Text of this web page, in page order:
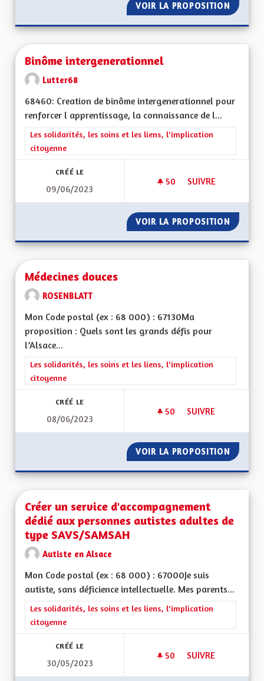
VOIR LA PROPOSITION DES
Binôme intergenerationnel
Lutter68
68460: Creation de binôme intergenerationnel pour
renforcer l apprentissage, la connaissance de l...
Filtrer les résultats de la catégorie : Les solidarités, les soins
Les solidarités, les soins et les liens, l'implication
citoyenne
CRÉÉ LE
09/06/2023
50 50 ABONNÉS
SUIVRE
VOIR LA PROPOSITION
Médecines douces
ROSENBLATT
Mon Code postal (ex : 68 000) : 67130Ma
proposition : Quels sont les grands défis pour
l’Alsace...
Filtrer les résultats de la catégorie : Les solidarités, les soins
Les solidarités, les soins et les liens, l'implication
citoyenne
CRÉÉ LE
08/06/2023
50 50 ABONNÉS
SUIVRE
VOIR LA PROPOSITION
Créer un service d'accompagnement
dédié aux personnes autistes adultes de
type SAVS/SAMSAH
Autiste en Alsace
Mon Code postal (ex : 68 000) : 67000Je suis
autiste, sans déficience intellectuelle. Mes parents...
Filtrer les résultats de la catégorie : Les solidarités, les soins
Les solidarités, les soins et les liens, l'implication
citoyenne
CRÉÉ LE
30/05/2023
50 50 ABONNÉS
SUIVRE